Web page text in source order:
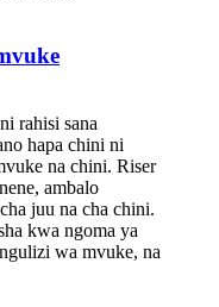
rahisi sana
hapa chini ni
na chini. Riser
ambalo
juu na cha chini.
kwa ngoma ya
wa mvuke, na